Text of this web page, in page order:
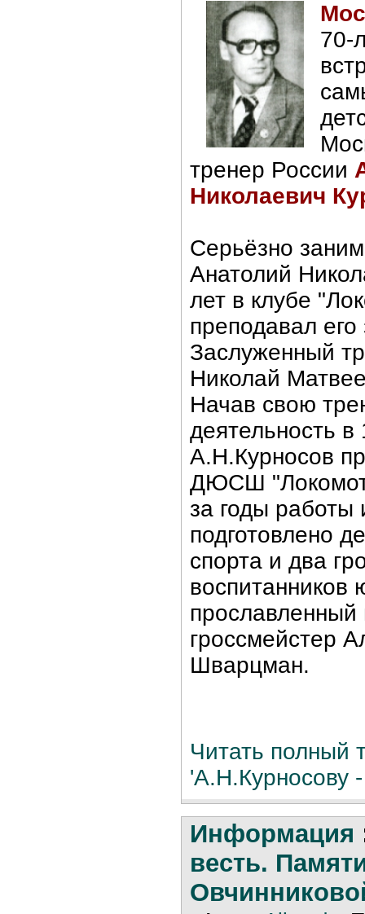
70-
тренер России
Николаевич
Серьёзно
Анатолий
лет в клубе
преподавал
Заслуженный
Николай
Начав свою
деятельность в
А.Н.Курносов
ДЮСШ
за годы
подготовлено
спорта и два
воспитанников
гроссмейстер
Шварцман.
Читать полный
'А.Н.Курносову
Информация
весть.